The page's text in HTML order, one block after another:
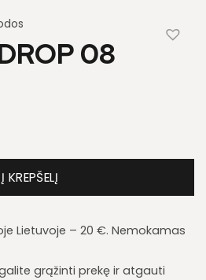
08
Drop 08
Į KREPŠELĮ
Lietuvoje – 20 €. Nemokamas
grąžinti prekę ir atgauti